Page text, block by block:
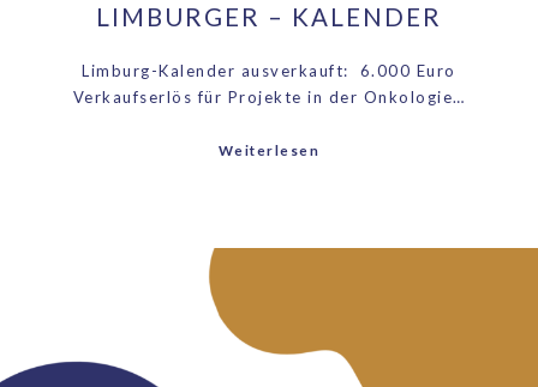
LIMBURGER – KALENDER
Limburg-Kalender ausverkauft: 6.000 Euro
Verkaufserlös für Projekte in der Onkologie…
Weiterlesen